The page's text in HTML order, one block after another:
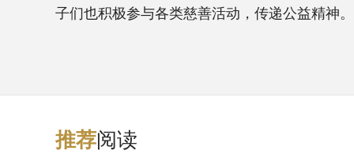
子们也积极参与各类慈善活动，传递公益精神
推荐阅读